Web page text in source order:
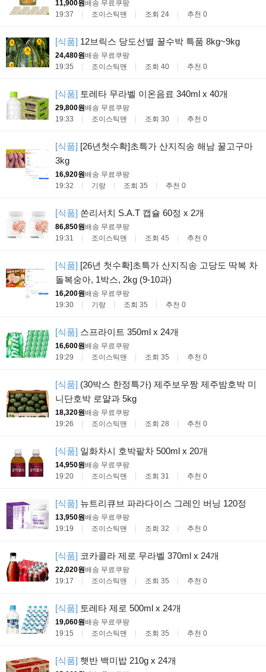
11,900원배송 무료 쿠팡
19:37
조이스틱맨 조회 24 추천 0
[식품] 12브릭스 당도선별 꿀수박 특품 8kg~9kg
24,480원배송 무료 쿠팡
19:35
조이스틱맨 조회 40 추천 0
[식품] 토레타 무라벨 이온음료 340ml x 40개
29,800원배송 무료 쿠팡
19:33
조이스틱맨 조회 30 추천 0
[식품] [26년첫수확]초특가 산지직송 해남 꿀고구마
3kg
16,920원배송 무료 쿠팡
19:32
기랑 조회 35 추천 0
[식품] 쏜리서치 S.A.T 캡슐 60정 x 2개
86,850원배송 무료 쿠팡
19:31
조이스틱맨 조회 45 추천 0
[식품] [26년 첫수확]초특가 산지직송 고당도 딱복 차
돌복숭아, 1박스, 2kg (9-10과)
16,200원배송 무료 쿠팡
19:30
기랑 조회 35 추천 0
[식품] 스프라이트 350ml x 24개
16,600원배송 무료 쿠팡
19:29
조이스틱맨 조회 35 추천 0
[식품] (30박스 한정특가) 제주보우짱 제주밤호박 미
니단호박 로얄과 5kg
18,320원배송 무료 쿠팡
19:26
조이스틱맨 조회 28 추천 0
[식품] 일화차시 호박팥차 500ml x 20개
14,950원배송 무료 쿠팡
19:20
조이스틱맨 조회 31 추천 0
[식품] 뉴트리큐브 파라다이스 그레인 버닝 120정
13,950원배송 무료 쿠팡
19:19
조이스틱맨 조회 32 추천 0
[식품] 코카콜라 제로 무라벨 370ml x 24개
22,020원배송 무료 쿠팡
19:17
조이스틱맨 조회 35 추천 0
[식품] 토레타 제로 500ml x 24개
19,060원배송 무료 쿠팡
19:15
조이스틱맨 조회 35 추천 0
[식품] 햇반 백미밥 210g x 24개